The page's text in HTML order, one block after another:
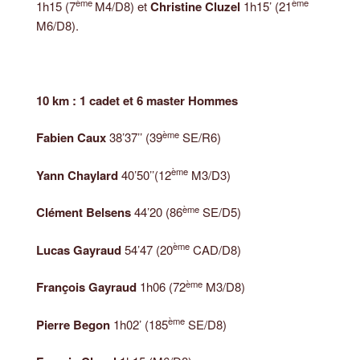
1h15 (7ème M4/D8) etChristine Cluzel 1h15’ (21ème
M6/D8).
10 km : 1 cadet et 6 master Hommes
Fabien Caux38’37’’ (39ème SE/R6)
Yann Chaylard40’50’’(12ème M3/D3)
Clément Belsens44’20 (86ème SE/D5)
Lucas Gayraud54’47 (20ème CAD/D8)
François Gayraud 1h06 (72ème M3/D8)
Pierre Begon 1h02’ (185ème SE/D8)